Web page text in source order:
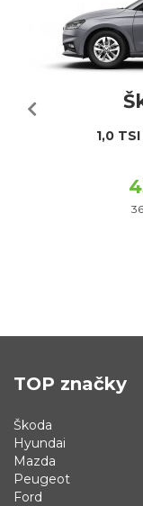
1,0
TOP značky
Škoda
Hyundai
Mazda
Peugeot
Ford